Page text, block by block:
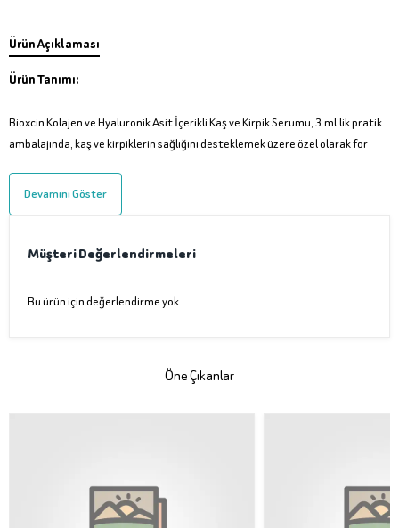
Ürün Açıklaması
Ürün Tanımı:
Bioxcin Kolajen ve Hyaluronik Asit İçerikli Kaş ve Kirpik Serumu, 3 ml’lik pratik
ambalajında, kaş ve kirpiklerin sağlığını desteklemek üzere özel olarak for
Devamını Göster
Müşteri Değerlendirmeleri
Bu ürün için değerlendirme yok
Öne Çıkanlar